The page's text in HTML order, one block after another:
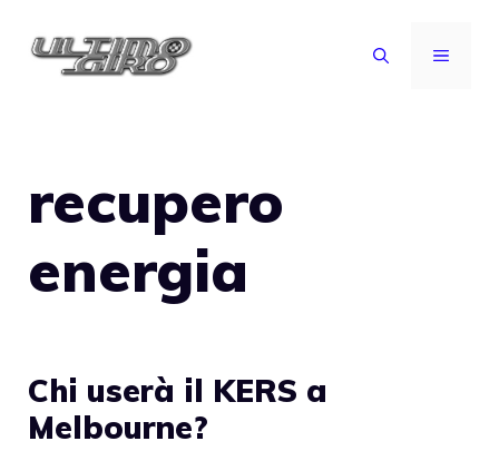
MENU
recupero
energia
Chi userà il KERS a
Melbourne?